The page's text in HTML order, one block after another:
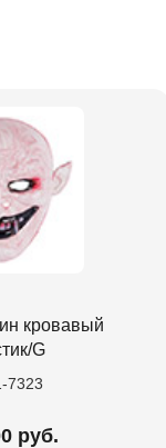
кровавый
G
7323
руб.